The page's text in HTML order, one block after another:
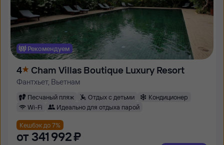
Рекомендуем
4 Cham Villas Boutique Luxury Resort
Фантхьет, Вьетнам
Песчаный пляж Отдых с детьми
Кондиционер
Wi-Fi
Идеально для отдыха парой
Кешбэк до 7%
от 341 ⁠992 ⁠₽